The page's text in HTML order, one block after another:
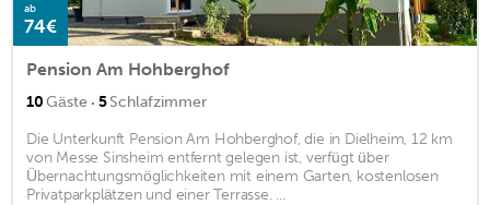
ab
74€
Pension Am Hohberghof
10Gäste · 5Schlafzimmer
Die Unterkunft Pension Am Hohberghof, die in Dielheim, 12 km
von Messe Sinsheim entfernt gelegen ist, verfügt über
Übernachtungsmöglichkeiten mit einem Garten, kostenlosen
Privatparkplätzen und einer Terrasse. ...